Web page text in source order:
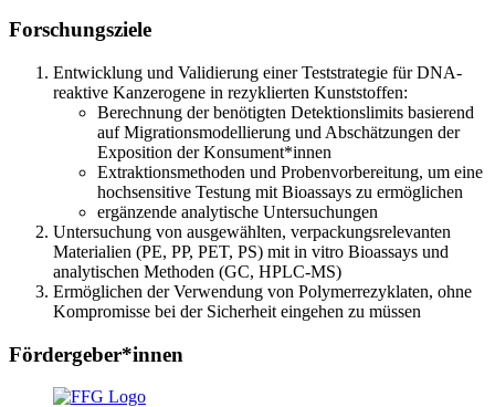
Forschungsziele
Entwicklung und Validierung einer Teststrategie für DNA-
reaktive Kanzerogene in rezyklierten Kunststoffen:
Berechnung der benötigten Detektionslimits basierend
auf Migrationsmodellierung und Abschätzungen der
Exposition der Konsument*innen
Extraktionsmethoden und Probenvorbereitung, um eine
hochsensitive Testung mit Bioassays zu ermöglichen
ergänzende analytische Untersuchungen
Untersuchung von ausgewählten, verpackungsrelevanten
Materialien (PE, PP, PET, PS) mit in vitro Bioassays und
analytischen Methoden (GC, HPLC-MS)
Ermöglichen der Verwendung von Polymerrezyklaten, ohne
Kompromisse bei der Sicherheit eingehen zu müssen
Fördergeber*innen